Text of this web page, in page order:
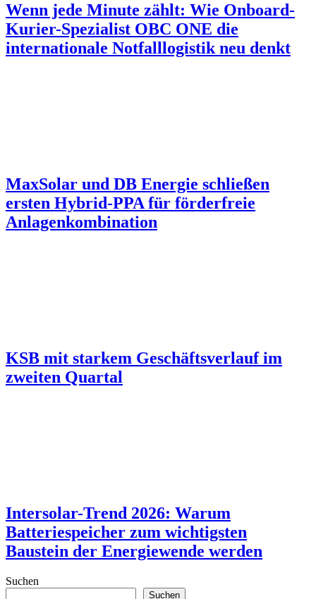
Wenn jede Minute zählt: Wie Onboard-
Kurier-Spezialist OBC ONE die
internationale Notfalllogistik neu denkt
MaxSolar und DB Energie schließen
ersten Hybrid-PPA für förderfreie
Anlagenkombination
KSB mit starkem Geschäftsverlauf im
zweiten Quartal
Intersolar-Trend 2026: Warum
Batteriespeicher zum wichtigsten
Baustein der Energiewende werden
Suchen
Suchen